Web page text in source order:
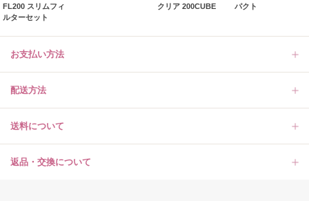
FL200 スリムフィ
ルターセット
クリア 200CUBE
パクト
お支払い方法
配送方法
送料について
返品・交換について